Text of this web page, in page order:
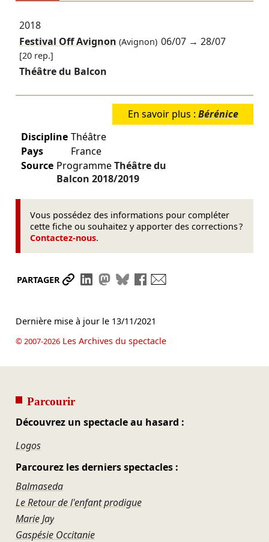
2018
Festival Off Avignon (Avignon) 06/07 →28/07
[20 rep.]
Théâtre du Balcon
En savoir plus : Bérénice
Discipline Théâtre
Pays
France
Source ProgrammeThéâtre du
Balcon 2018/2019
Vous possédez des informations pour compléter
cette fiche ou souhaitez y apporter des corrections ?
Contactez-nous.
PARTAGER Partager le lien
Partager sur LinkedIn
Partager sur Mastodon
Partager sur Bluesky
Partager sur Facebook
Dernière mise à jour le 13/11/2021
© 2007-2026Les Archives du spectacle
Parcourir
Découvrez un spectacle au hasard :
Logos
Parcourez les derniers spectacles :
Balmaseda
Le Retour de l'enfant prodigue
Marie Jay
Gaspésie Occitanie